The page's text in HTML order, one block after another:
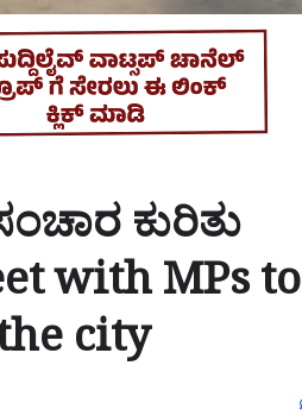
ಕುರಿತು
with MPs to
city